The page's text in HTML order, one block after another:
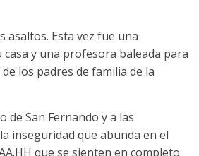
Esta vez fue una
y una profesora baleada para
los padres de familia de la
de San Fernando y a las
inseguridad que abunda en el
que se sienten en completo